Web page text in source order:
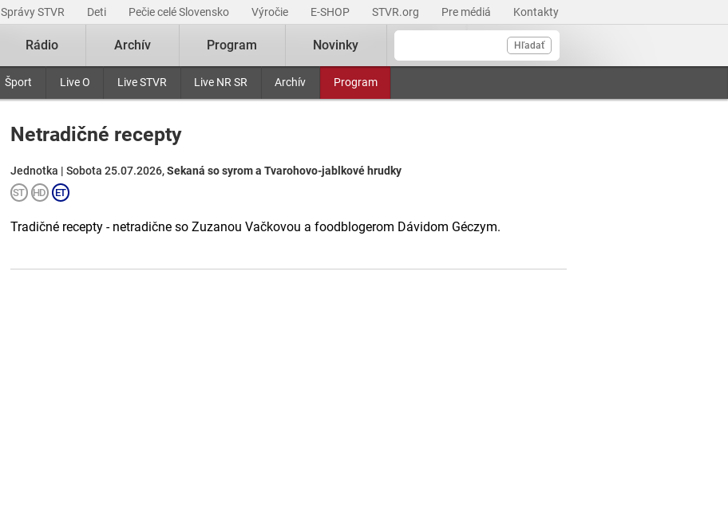
Správy STVR Deti Pečie celé Slovensko Výročie E-SHOP STVR.org Pre médiá Kontakty
Hľadať
Šport Live O Live STVR Live NR SR Archív Program
Rádio Archív Program Novinky
Netradičné recepty
Jednotka | Sobota 25.07.2026,Sekaná so syrom a Tvarohovo-jablkové hrudky
Tradičné recepty - netradične so Zuzanou Vačkovou a foodblogerom Dávidom Géczym.